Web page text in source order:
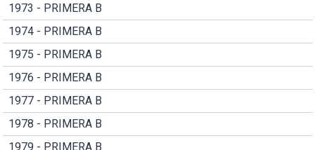
1973 - PRIMERA B
1974 - PRIMERA B
1975 - PRIMERA B
1976 - PRIMERA B
1977 - PRIMERA B
1978 - PRIMERA B
1979 - PRIMERA B